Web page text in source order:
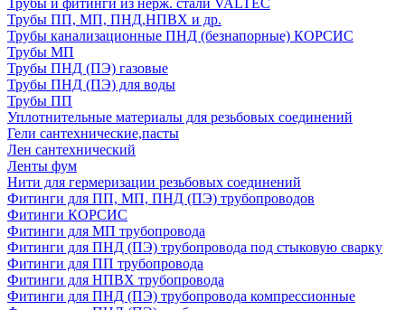
Трубы и фитинги из нерж. стали VALTEC
Трубы ПП, МП, ПНД,НПВХ и др.
Трубы канализационные ПНД (безнапорные) КОРСИС
Трубы МП
Трубы ПНД (ПЭ) газовые
Трубы ПНД (ПЭ) для воды
Трубы ПП
Уплотнительные материалы для резьбовых соединений
Гели сантехнические,пасты
Лен сантехнический
Ленты фум
Нити для гермеризации резьбовых соединений
Фитинги для ПП, МП, ПНД (ПЭ) трубопроводов
Фитинги КОРСИС
Фитинги для МП трубопровода
Фитинги для ПНД (ПЭ) трубопровода под стыковую сварку
Фитинги для ПП трубопровода
Фитинги для НПВХ трубопровода
Фитинги для ПНД (ПЭ) трубопровода компрессионные